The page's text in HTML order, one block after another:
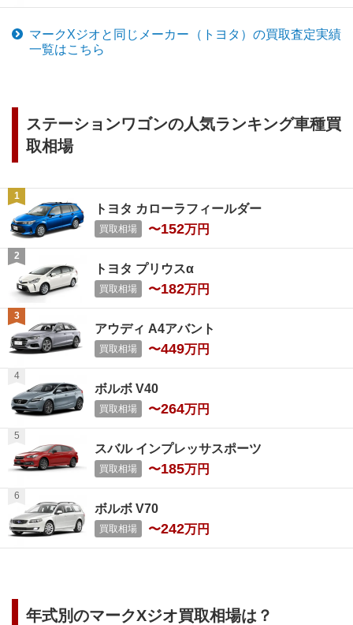
マークXジオと同じメーカー（ トヨタ ）の買取査定実績
一覧はこちら
ステーションワゴンの人気ランキング車種買
取相場
トヨタ カローラフィールダー
買取相場 〜152万円
トヨタ プリウスα
買取相場 〜182万円
アウディ A4アバント
買取相場 〜449万円
ボルボ V40
買取相場 〜264万円
スバル インプレッサスポーツ
買取相場 〜185万円
ボルボ V70
買取相場 〜242万円
年式別のマークXジオ買取相場は？